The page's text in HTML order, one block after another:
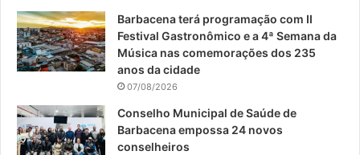
k
a
Barbacena terá programação com II
Festival Gastronômico e a 4ª Semana da
Música nas comemorações dos 235
anos da cidade
07/08/2026
Conselho Municipal de Saúde de
Barbacena empossa 24 novos
conselheiros